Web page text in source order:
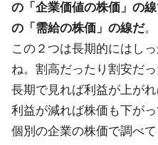
の「企業価値の株価」の
の「需給の株価」の線だ。
この２つは長期的にはし
ね。割高だったり割安だ
長期で見れば利益が上が
利益が減れば株価も下がっ
個別の企業の株価で調べ